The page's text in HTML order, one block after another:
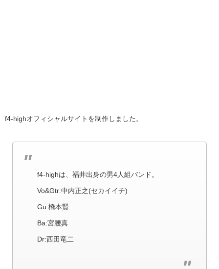
f4-highオフィシャルサイトを制作しました。
f4-highは、 福井出身の男4人組バンド。
Vo&Gtr:中内正之(セカイイチ)
Gu:橋本賢
Ba:宮腰真
Dr:西田竜二